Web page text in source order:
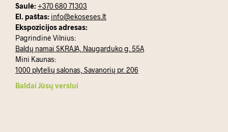
Saulė: +370 680 71303
El. paštas: info@ekoseses.lt
Ekspozicijos adresas:
Pagrindinė Vilnius:
Baldų namai SKRAJA, Naugarduko g. 55A
Mini Kaunas:
1000 plytelių salonas, Savanorių pr. 206
Baldai Jūsų verslui